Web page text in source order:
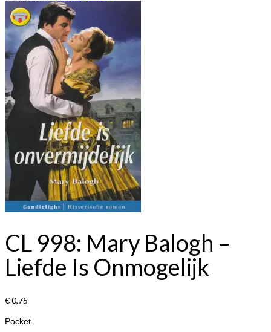
CL 998: Mary Balogh –
Liefde Is Onmogelijk
€0,75
Pocket